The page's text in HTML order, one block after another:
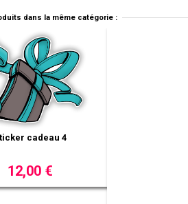
dans la même catégorie :